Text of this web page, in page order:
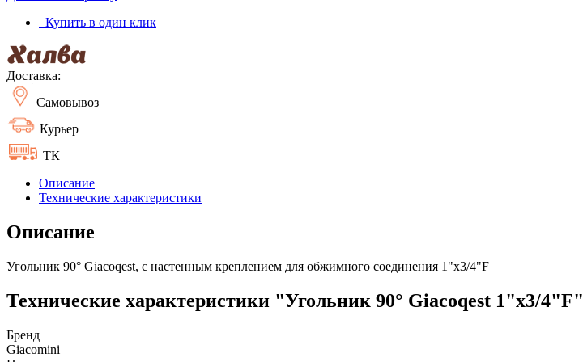
Купить в один клик
Доставка:
Самовывоз
Курьер
ТК
Описание
Технические характеристики
Описание
Угольник 90° Giacoqest, с настенным креплением для обжимного соединения 1"x3/4"F
Технические характеристики "Угольник 90° Giacoqest 1"x3/4"F"
Бренд
Giacomini